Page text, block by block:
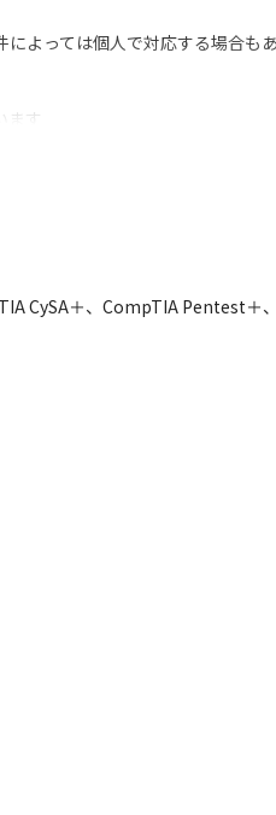
よっては個人で対応する場合も
す
なスキルを学べます
ハウを活用し、最新のスキルを身
、技術的なスキルも必要です
活用することができます
）を含むセキュア開発にも関
できる十分な裁量権と機会があり
キングラボを使用できます
に未経験でリーダーになったメ
CySA＋、CompTIA Pentest＋